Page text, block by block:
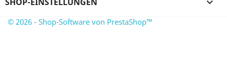

© 2026 - Shop-Software von PrestaShop™